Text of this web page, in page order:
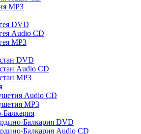
MP3
DVD
Audio CD
MP3
DVD
Audio CD
MP3
Audio CD
MP3
Балкария
Балкария DVD
Балкария Audio CD